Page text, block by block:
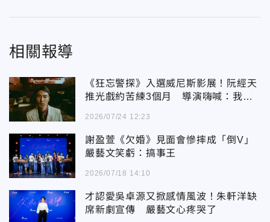
相關報導
《狂忘警探》入選威尼斯影展！阮經天
推光戲約苦練3個月 導演嗨喊：我們
2026/07/24 12:23
謝盈萱《欠婚》見面會慘摔成「倒V」
嚴藝文笑虧：搞事王
2026/07/18 14:10
才認愛吳卓源又掀感情風波！朱軒洋缺
席新劇宣傳 嚴藝文心疼哭了